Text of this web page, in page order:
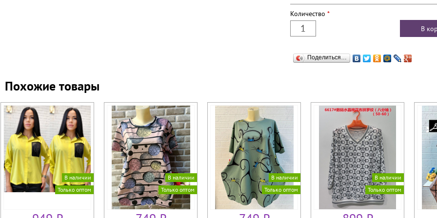
Количество *
Поделиться…
Похожие товары
В наличии
Только оптом
В наличии
Только оптом
В наличии
Только оптом
В наличии
Только оптом